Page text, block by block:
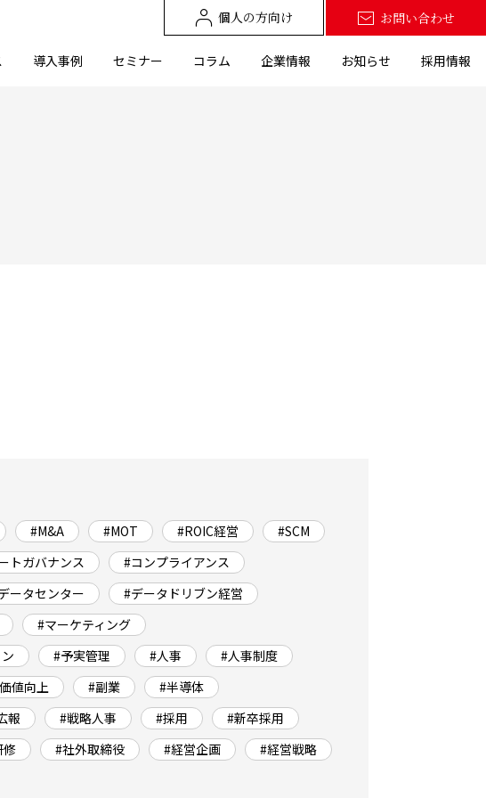
個人の方向け お問い合わせ
導入事例 セミナー コラム 企業情報 お知らせ 採用情報
#M&A #MOT #ROIC経営
#SCM
トガバナンス
#コンプライアンス
ータセンター
#データドリブン経営
#マーケティング
#予実管理 #人事
#人事制度
値向上 #副業
#半導体
報 #戦略人事 #採用
#新卒採用
修 #社外取締役 #経営企画
#経営戦略